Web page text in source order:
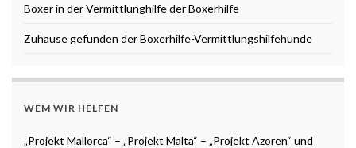
Boxer in der Vermittlunghilfe der Boxerhilfe
Zuhause gefunden der Boxerhilfe-Vermittlungshilfehunde
WEM WIR HELFEN
„Projekt Mallorca“ – „Projekt Malta“ – „Projekt Azoren“ und